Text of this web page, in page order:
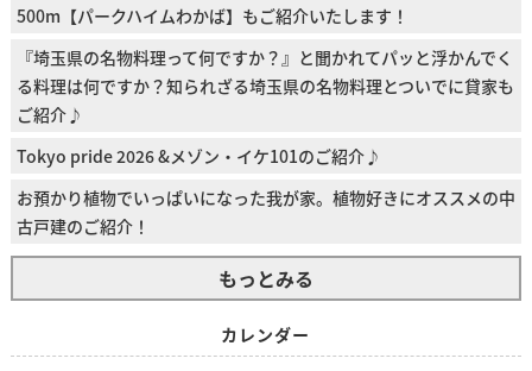
500m【パークハイムわかば】もご紹介いたします！
『埼玉県の名物料理って何ですか？』と聞かれてパッと浮かんでく
る料理は何ですか？知られざる埼玉県の名物料理とついでに貸家も
ご紹介♪
Tokyo pride 2026 &メゾン・イケ101のご紹介♪
お預かり植物でいっぱいになった我が家。植物好きにオススメの中
古戸建のご紹介！
もっとみる
カレンダー